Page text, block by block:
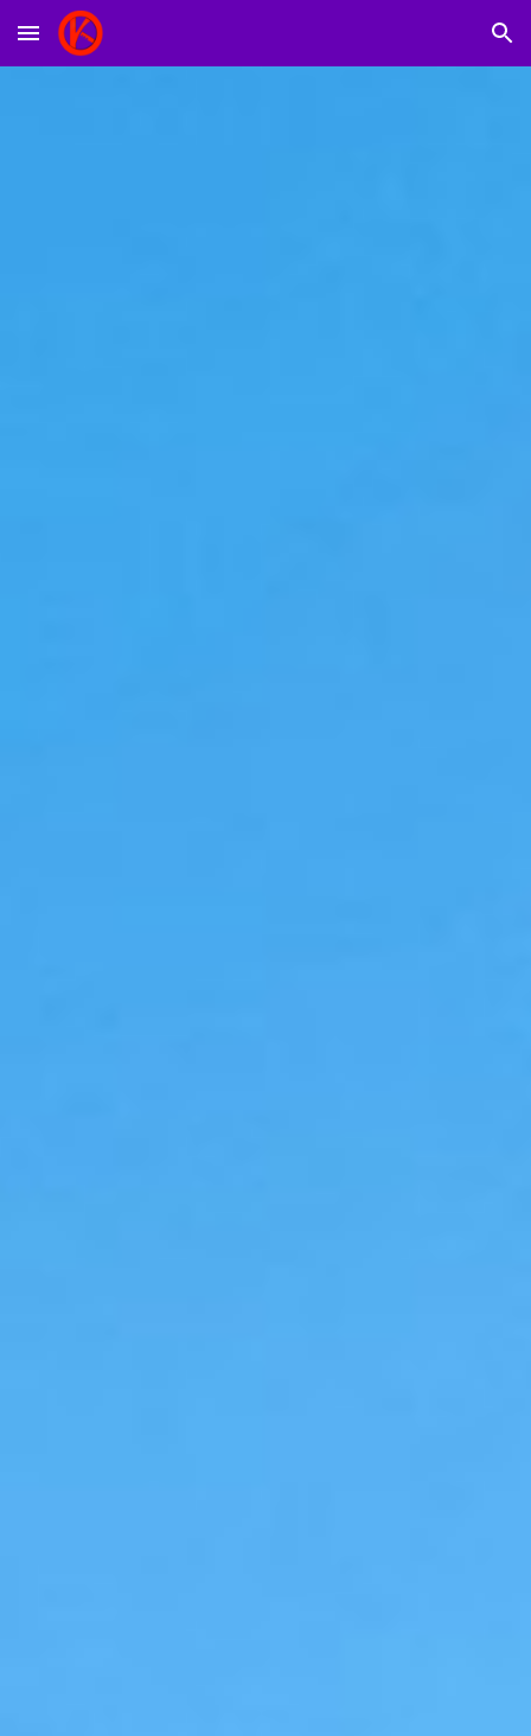
Skip to main content Skip to navigation